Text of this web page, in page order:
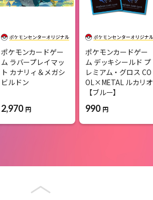
ポケモンカードゲー
ム ラバープレイマッ
ト カナリィ＆メガシ
ビルドン
2,970 円
ポケモンカードゲー
ム デッキシールド プ
レミアム・グロス CO
OL×METAL ルカリオ
【ブルー】
990 円